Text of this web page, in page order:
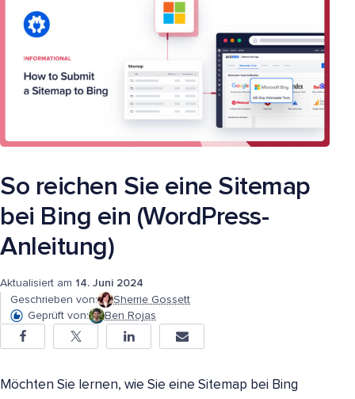
So reichen Sie eine Sitemap
bei Bing ein (WordPress-
Anleitung)
Aktualisiert am 14. Juni 2024
Geschrieben von:
Sherrie Gossett
Geprüft von:
Ben Rojas
Möchten Sie lernen, wie Sie eine Sitemap bei Bing